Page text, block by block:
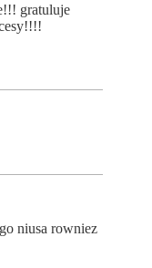
gratuluje
niusa rowniez